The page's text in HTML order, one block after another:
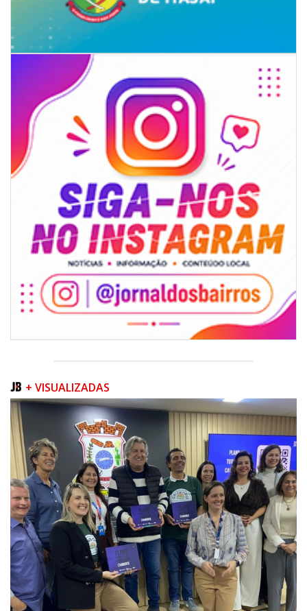
08/08/2026 | 07:00
Univali e Câmara de Vereadores de Itajaí reúnem especialistas para
discutir políticas públicas e inovação
BALNEÁRIO CAMBORIÚ
08/08/2026 | 07:00
Teatro Bruno Nitz terá concerto “Rock ao Piano” neste sábado
BALNEÁRIO CAMBORIÚ
+ VISUALIZADAS